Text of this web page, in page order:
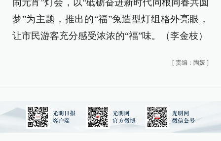
闹元宵”灯会，以“砥砺奋进新时代同根同春共圆
梦”为主题，推出的“福”兔造型灯组格外亮眼，
让市民游客充分感受浓浓的“福”味。（李金枝）
[ 责编：陶媛 ]